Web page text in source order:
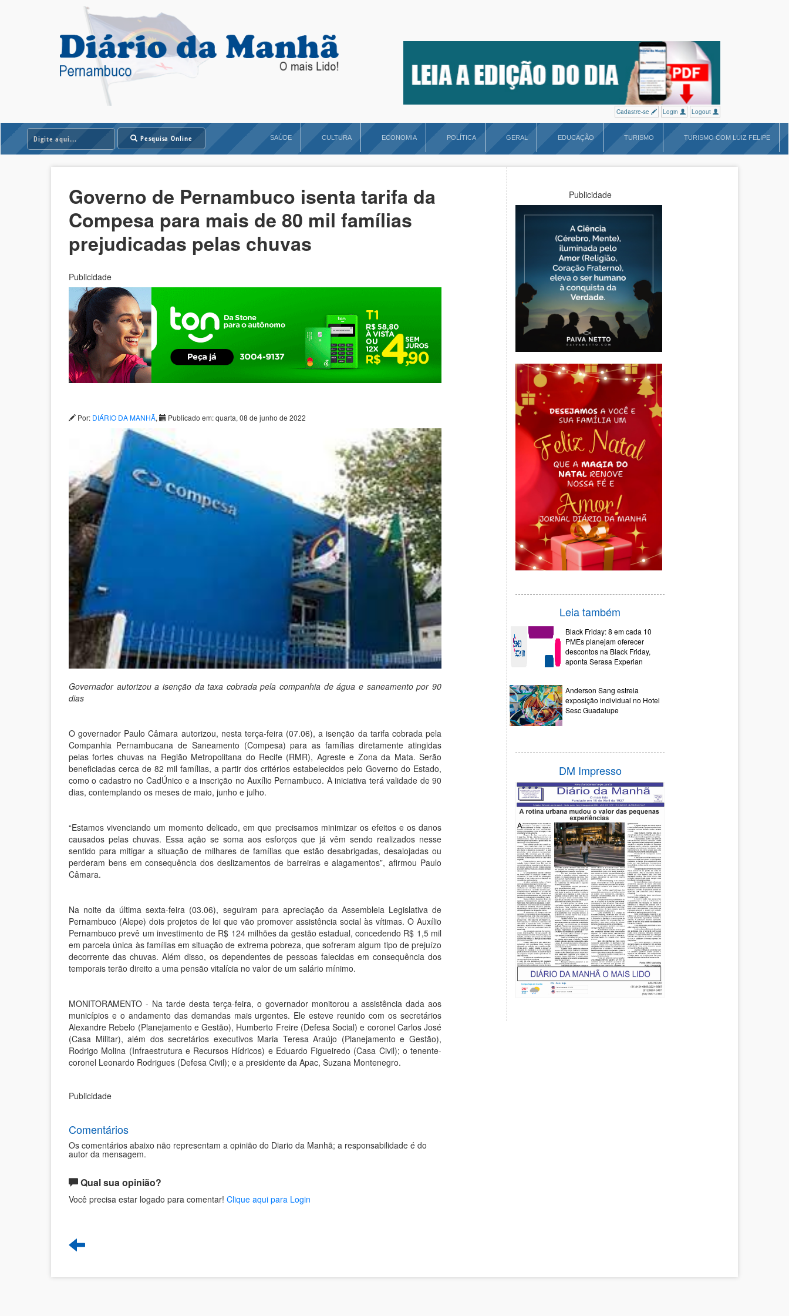
Cadastre-se Login Logout
Pesquisa Online SAÚDE CULTURA ECONOMIA POLÍTICA GERAL EDUCAÇÃO TURISMO TURISMO COM LUIZ FELIPE
Governo de Pernambuco isenta tarifa da
Compesa para mais de 80 mil famílias
prejudicadas pelas chuvas
Publicidade
Por: DIÁRIO DA MANHÃ, Publicado em: quarta, 08 de junho de 2022
Governador autorizou a isenção da taxa cobrada pela companhia de água e saneamento por 90
dias
O governador Paulo Câmara autorizou, nesta terça-feira (07.06), a isenção da tarifa cobrada pela
Companhia Pernambucana de Saneamento (Compesa) para as famílias diretamente atingidas
pelas fortes chuvas na Região Metropolitana do Recife (RMR), Agreste e Zona da Mata. Serão
beneficiadas cerca de 82 mil famílias, a partir dos critérios estabelecidos pelo Governo do Estado,
como o cadastro no CadÚnico e a inscrição no Auxílio Pernambuco. A iniciativa terá validade de 90
dias, contemplando os meses de maio, junho e julho.
“Estamos vivenciando um momento delicado, em que precisamos minimizar os efeitos e os danos
causados pelas chuvas. Essa ação se soma aos esforços que já vêm sendo realizados nesse
sentido para mitigar a situação de milhares de famílias que estão desabrigadas, desalojadas ou
perderam bens em consequência dos deslizamentos de barreiras e alagamentos”, afirmou Paulo
Câmara.
Na noite da última sexta-feira (03.06), seguiram para apreciação da Assembleia Legislativa de
Pernambuco (Alepe) dois projetos de lei que vão promover assistência social às vítimas. O Auxílio
Pernambuco prevê um investimento de R$ 124 milhões da gestão estadual, concedendo R$ 1,5 mil
em parcela única às famílias em situação de extrema pobreza, que sofreram algum tipo de prejuízo
decorrente das chuvas. Além disso, os dependentes de pessoas falecidas em consequência dos
temporais terão direito a uma pensão vitalícia no valor de um salário mínimo.
MONITORAMENTO - Na tarde desta terça-feira, o governador monitorou a assistência dada aos
municípios e o andamento das demandas mais urgentes. Ele esteve reunido com os secretários
Alexandre Rebelo (Planejamento e Gestão), Humberto Freire (Defesa Social) e coronel Carlos José
(Casa Militar), além dos secretários executivos Maria Teresa Araújo (Planejamento e Gestão),
Rodrigo Molina (Infraestrutura e Recursos Hídricos) e Eduardo Figueiredo (Casa Civil); o tenente-
coronel Leonardo Rodrigues (Defesa Civil); e a presidente da Apac, Suzana Montenegro.
Publicidade
Comentários
Os comentários abaixo não representam a opinião do Diario da Manhã; a responsabilidade é do
autor da mensagem.
Qual sua opinião?
Você precisa estar logado para comentar! Clique aqui para Login
Publicidade
Leia também
Black Friday: 8 em cada 10
PMEs planejam oferecer
descontos na Black Friday,
aponta Serasa Experian
Anderson Sang estreia
exposição individual no Hotel
Sesc Guadalupe
DM Impresso